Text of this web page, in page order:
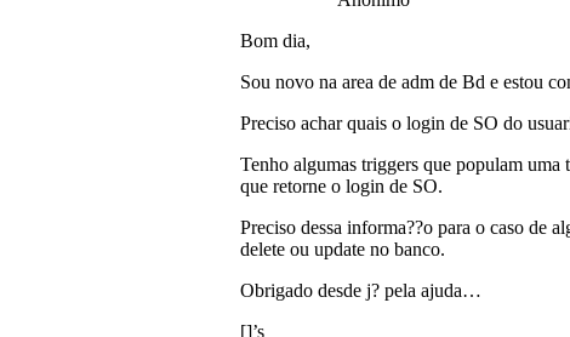
Bom dia,
Sou novo na area de adm de Bd e estou
Preciso achar quais o login de SO do
Tenho algumas triggers que populam uma
que retorne o login de SO.
Preciso dessa informa??o para o caso de
delete ou update no banco.
Obrigado desde j? pela ajuda…
[]’s